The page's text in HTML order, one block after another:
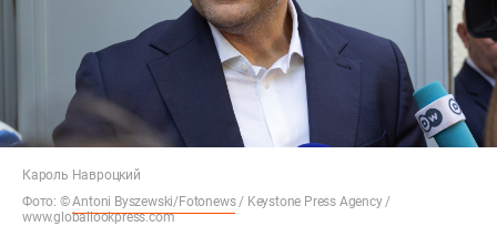
Кароль Навроцкий
Фото: ©Antoni Byszewski/Fotonews/ Keystone Press Agency /
www.globallookpress.com